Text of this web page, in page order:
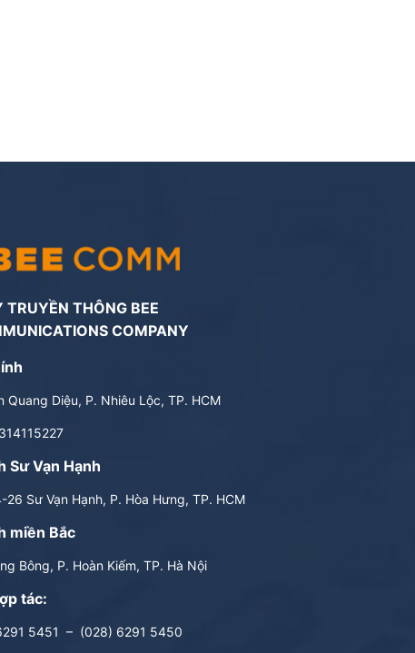
TRUYỀN THÔNG BEE
COMPANY
Quang Diệu, P. Nhiêu Lộc, TP. HCM
Sư Vạn Hạnh
Sư Vạn Hạnh, P. Hòa Hưng, TP. HCM
miền Bắc
Bông, P. Hoàn Kiếm, TP. Hà Nội
tác:
5451 – (028) 6291 5450